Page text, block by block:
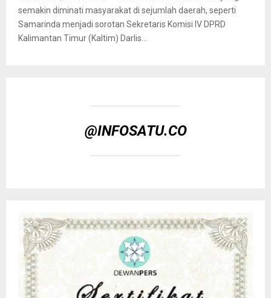
semakin diminati masyarakat di sejumlah daerah, seperti
Samarinda menjadi sorotan Sekretaris Komisi IV DPRD
Kalimantan Timur (Kaltim) Darlis...
@INFOSATU.CO